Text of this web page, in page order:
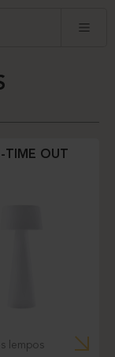
TIME OUT
lempos